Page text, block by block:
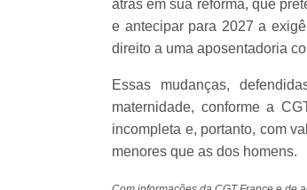
atrás em sua reforma, que
e antecipar para 2027 a
direito a uma aposentadoria
Essas mudanças,
maternidade, conforme a
incompleta e, portanto, com
menores que as dos homens.